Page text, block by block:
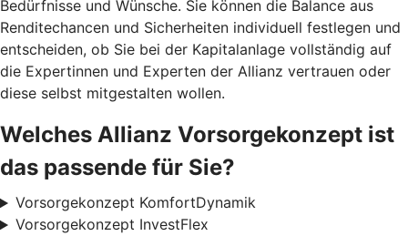
Bedürfnisse und Wünsche. Sie können die Balance aus
Renditechancen und Sicherheiten individuell festlegen und
entscheiden, ob Sie bei der Kapitalanlage vollständig auf
die Expertinnen und Experten der Allianz vertrauen oder
diese selbst mitgestalten wollen.
Welches Allianz Vorsorgekonzept ist
das passende für Sie?
Vorsorgekonzept KomfortDynamik
Vorsorgekonzept InvestFlex